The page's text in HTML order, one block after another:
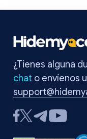
¿Tienes alguna
chat o envíenos